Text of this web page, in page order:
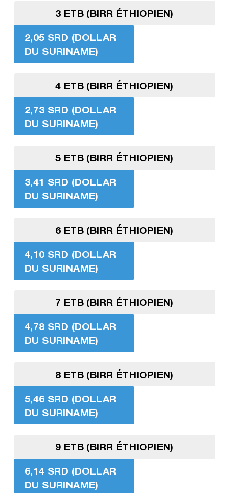
3 ETB (BIRR ÉTHIOPIEN)
2,05 SRD (DOLLAR
DU SURINAME)
4 ETB (BIRR ÉTHIOPIEN)
2,73 SRD (DOLLAR
DU SURINAME)
5 ETB (BIRR ÉTHIOPIEN)
3,41 SRD (DOLLAR
DU SURINAME)
6 ETB (BIRR ÉTHIOPIEN)
4,10 SRD (DOLLAR
DU SURINAME)
7 ETB (BIRR ÉTHIOPIEN)
4,78 SRD (DOLLAR
DU SURINAME)
8 ETB (BIRR ÉTHIOPIEN)
5,46 SRD (DOLLAR
DU SURINAME)
9 ETB (BIRR ÉTHIOPIEN)
6,14 SRD (DOLLAR
DU SURINAME)